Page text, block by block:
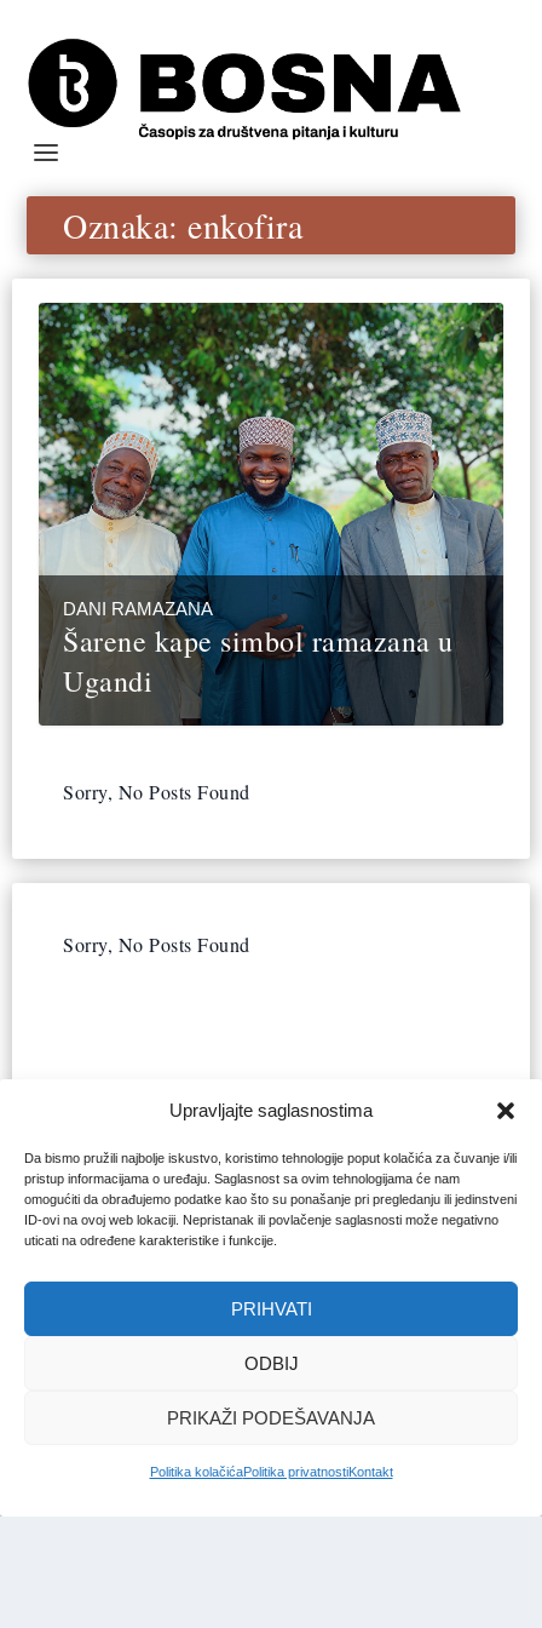
Upravljajte saglasnostima
Da bismo pružili najbolje iskustvo, koristimo tehnologije poput kolačića za čuvanje i/ili
pristup informacijama o uređaju. Saglasnost sa ovim tehnologijama će nam
omogućiti da obrađujemo podatke kao što su ponašanje pri pregledanju ili jedinstveni
ID-ovi na ovoj web lokaciji. Nepristanak ili povlačenje saglasnosti može negativno
uticati na određene karakteristike i funkcije.
PRIHVATI
ODBIJ
PRIKAŽI PODEŠAVANJA
Politika kolačićaPolitika privatnostiKontakt
Oznaka:enkofira
DANI RAMAZANA
Šarene kape simbol ramazana u
Ugandi
Sorry, No Posts Found
Sorry, No Posts Found